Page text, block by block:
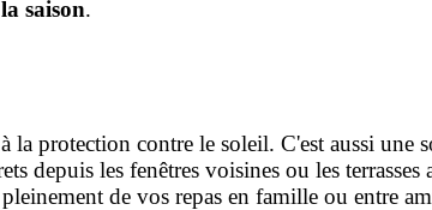
saison.
la protection contre le soleil. C'est aussi une
depuis les fenêtres voisines ou les
de vos repas en famille ou entre